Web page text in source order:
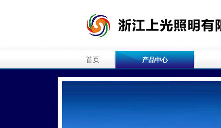
首页 产品中心